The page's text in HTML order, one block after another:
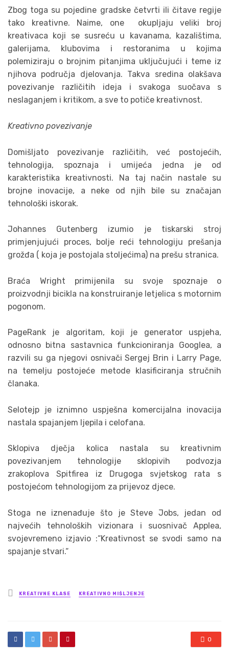
Zbog toga su pojedine gradske četvrti ili čitave regije
tako kreativne. Naime, one okupljaju veliki broj
kreativaca koji se susreću u kavanama, kazalištima,
galerijama, klubovima i restoranima u kojima
polemiziraju o brojnim pitanjima uključujući i teme iz
njihova područja djelovanja. Takva sredina olakšava
povezivanje različitih ideja i svakoga suočava s
neslaganjem i kritikom, a sve to potiče kreativnost.
Kreativno povezivanje
Domišljato povezivanje različitih, već postojećih,
tehnologija, spoznaja i umijeća jedna je od
karakteristika kreativnosti. Na taj način nastale su
brojne inovacije, a neke od njih bile su značajan
tehnološki iskorak.
Johannes Gutenberg izumio je tiskarski stroj
primjenjujući proces, bolje reći tehnologiju prešanja
grožđa ( koja je postojala stoljećima) na prešu stranica.
Braća Wright primijenila su svoje spoznaje o
proizvodnji bicikla na konstruiranje letjelica s motornim
pogonom.
PageRank je algoritam, koji je generator uspjeha,
odnosno bitna sastavnica funkcioniranja Googlea, a
razvili su ga njegovi osnivači Sergej Brin i Larry Page,
na temelju postojeće metode klasificiranja stručnih
članaka.
Selotejp je iznimno uspješna komercijalna inovacija
nastala spajanjem ljepila i celofana.
Sklopiva dječja kolica nastala su kreativnim
povezivanjem tehnologije sklopivih podvozja
zrakoplova Spitfirea iz Drugoga svjetskog rata s
postojećom tehnologijom za prijevoz djece.
Stoga ne iznenađuje što je Steve Jobs, jedan od
najvećih tehnoloških vizionara i suosnivač Applea,
svojevremeno izjavio :“Kreativnost se svodi samo na
spajanje stvari.“
Posted
in
KREATIVNE KLASE KREATIVNO MIŠLJENJE
0